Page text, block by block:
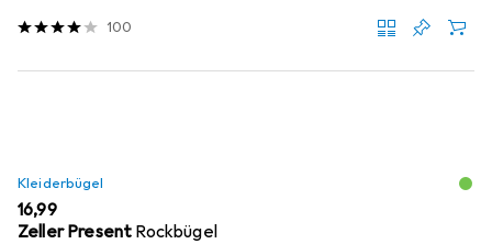
100
Kleiderbügel
EUR
16,99
Zeller Present Rockbügel